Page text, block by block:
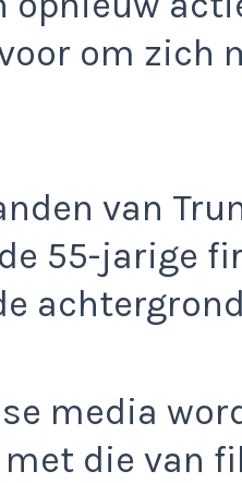
om zich
van
55-jarige
media
die van